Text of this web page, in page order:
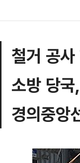
철거 공
소방 당
경의중앙